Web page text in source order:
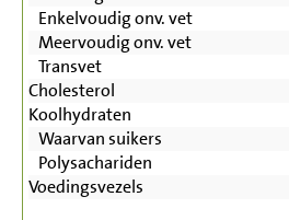
Enkelvoudig onv. vet
Meervoudig onv. vet
Transvet
Cholesterol
Koolhydraten
Waarvan suikers
Polysachariden
Voedingsvezels